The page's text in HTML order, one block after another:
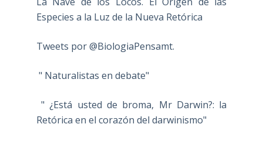
Especies a la Luz de la Nueva Retórica
Tweets por @BiologiaPensamt.
" Naturalistas en debate"
" ¿Está usted de broma, Mr Darwin?: la
Retórica en el corazón del darwinismo"